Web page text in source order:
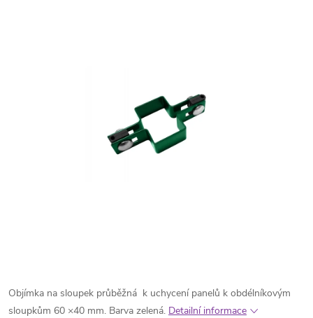
Objímka na sloupek průběžná k uchycení panelů k obdélníkovým
sloupkům 60 ×40 mm. Barva zelená. Detailní informace